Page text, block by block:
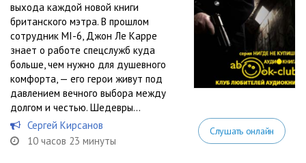
выхода каждой новой книги
британского мэтра. В прошлом
сотрудник MI-6, Джон Ле Карре
знает о работе спецслужб куда
больше, чем нужно для душевного
комфорта, — его герои живут под
давлением вечного выбора между
долгом и честью. Шедевры...
Сергей Кирсанов
10 часов 23 минуты
Слушать онлайн